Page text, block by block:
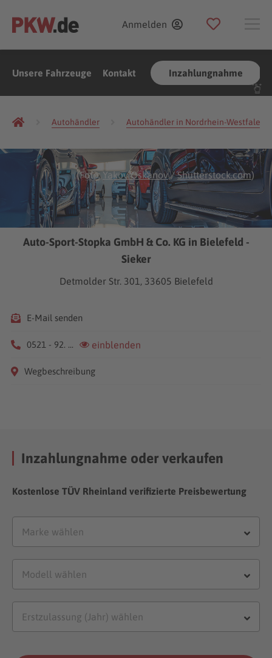
Anmelden
Unsere Fahrzeuge Kontakt Inzahlungnahme
Autohändler Autohändler in Nordrhein-Westfalen
(Foto: Yakov Oskanov/Shutterstock.com)
Auto-Sport-Stopka GmbH & Co. KG in Bielefeld -
Sieker
Detmolder Str. 301, 33605 Bielefeld
E-Mail senden
0521 - 92. ... einblenden
Wegbeschreibung
Inzahlungnahme oder verkaufen
Kostenlose TÜV Rheinland verifizierte Preisbewertung